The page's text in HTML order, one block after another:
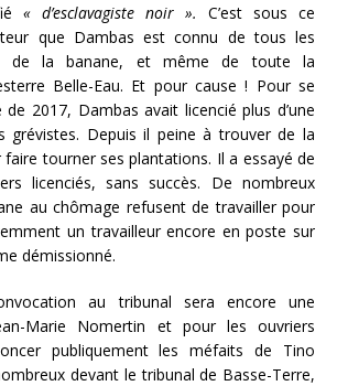
« d’esclavagiste noir ». C’est sous ce
que Dambas est connu de tous les
de la banane, et même de toute la
Belle-Eau. Et pour cause ! Pour se
2017, Dambas avait licencié plus d’une
grévistes. Depuis il peine à trouver de la
tourner ses plantations. Il a essayé de
licenciés, sans succès. De nombreux
au chômage refusent de travailler pour
un travailleur encore en poste sur
démissionné.
au tribunal sera encore une
Marie Nomertin et pour les ouvriers
publiquement les méfaits de Tino
devant le tribunal de Basse-Terre,